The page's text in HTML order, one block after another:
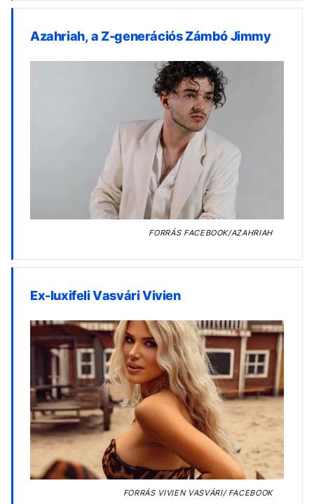
Azahriah, a Z-generációs Zámbó Jimmy
FORRÁSFACEBOOK/AZAHRIAH
Ex-luxifeli Vasvári Vivien
FORRÁSVIVIEN VASVÁRI/ FACEBOOK